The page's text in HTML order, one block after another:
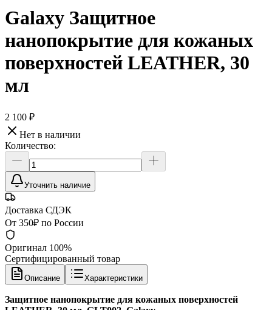
Galaxy Защитное
нанопокрытие для кожаных
поверхностей LEATHER, 30
мл
2 100 ₽
Нет в наличии
Количество:
Уточнить наличие
Доставка СДЭК
От 350₽ по России
Оригинал 100%
Сертифицированный товар
Описание Характеристики
Защитное нанопокрытие для кожаных поверхностей